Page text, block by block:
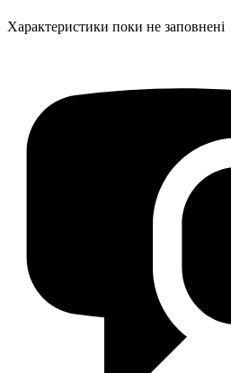
Характеристики поки не заповнені